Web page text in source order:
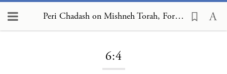
Peri Chadash on Mishneh Torah, Foreign Worship and Customs of the Nations 6:4
6:4